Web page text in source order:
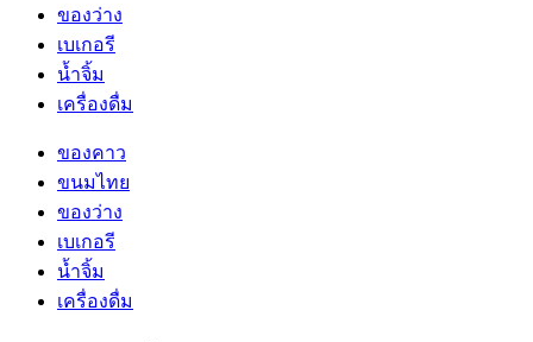
ของว่าง
เบเกอรี
น้ำจิ้ม
เครื่องดื่ม
ของคาว
ขนมไทย
ของว่าง
เบเกอรี
น้ำจิ้ม
เครื่องดื่ม